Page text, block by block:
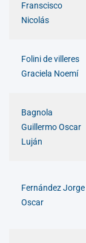
Franscisco
Nicolás
Folini de villeres
Graciela Noemí
Bagnola
Guillermo Oscar
Luján
Fernández Jorge
Oscar